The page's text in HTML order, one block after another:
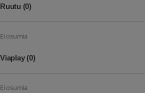
Ruutu (0)
Ei osumia
Viaplay(0)
Ei osumia